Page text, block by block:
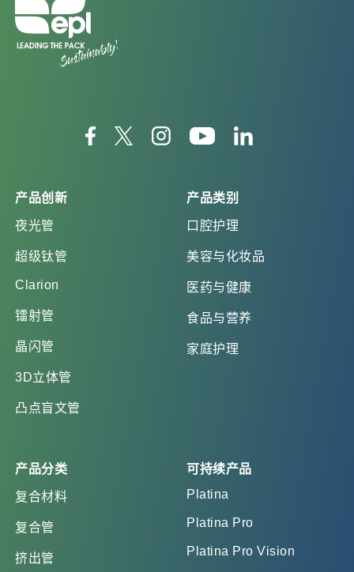
产品创新
夜光管
超级钛管
Clarion
镭射管
晶闪管
3D立体管
凸点盲文管
产品类别
口腔护理
美容与化妆品
医药与健康
食品与营养
家庭护理
产品分类
复合材料
复合管
挤出管
可持续产品
Platina
Platina Pro
Platina Pro Vision